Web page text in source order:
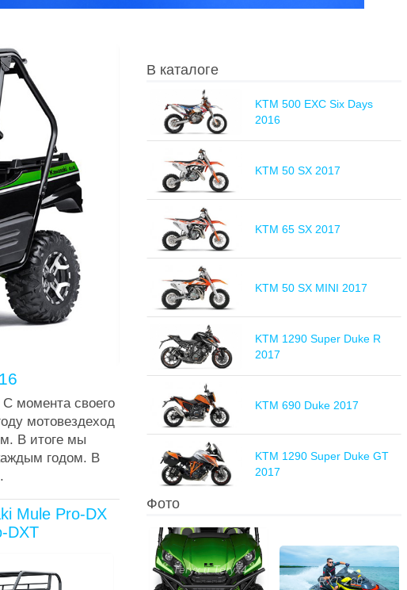
момента своего
мотовездеход
В итоге мы
годом. В
Mule Pro-DX
DXT
В каталоге
KTM 500 EXC Six Days
2016
KTM 50 SX 2017
KTM 65 SX 2017
KTM 50 SX MINI 2017
KTM 1290 Super Duke R
2017
KTM 690 Duke 2017
KTM 1290 Super Duke GT
2017
Фото
Teryx и Teryx4
RXT 260